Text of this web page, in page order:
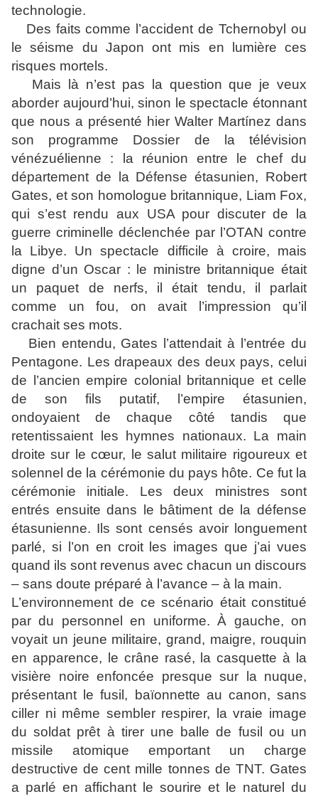
technologie.
Des faits comme l’accident de Tchernobyl ou
le séisme du Japon ont mis en lumière ces
risques mortels.
Mais là n’est pas la question que je veux
aborder aujourd’hui, sinon le spectacle étonnant
que nous a présenté hier Walter Martínez dans
son programme Dossier de la télévision
vénézuélienne : la réunion entre le chef du
département de la Défense étasunien, Robert
Gates, et son homologue britannique, Liam Fox,
qui s’est rendu aux USA pour discuter de la
guerre criminelle déclenchée par l’OTAN contre
la Libye. Un spectacle difficile à croire, mais
digne d’un Oscar : le ministre britannique était
un paquet de nerfs, il était tendu, il parlait
comme un fou, on avait l’impression qu’il
crachait ses mots.
Bien entendu, Gates l’attendait à l’entrée du
Pentagone. Les drapeaux des deux pays, celui
de l’ancien empire colonial britannique et celle
de son fils putatif, l’empire étasunien,
ondoyaient de chaque côté tandis que
retentissaient les hymnes nationaux. La main
droite sur le cœur, le salut militaire rigoureux et
solennel de la cérémonie du pays hôte. Ce fut la
cérémonie initiale. Les deux ministres sont
entrés ensuite dans le bâtiment de la défense
étasunienne. Ils sont censés avoir longuement
parlé, si l’on en croit les images que j’ai vues
quand ils sont revenus avec chacun un discours
– sans doute préparé à l’avance – à la main.
L’environnement de ce scénario était constitué
par du personnel en uniforme. À gauche, on
voyait un jeune militaire, grand, maigre, rouquin
en apparence, le crâne rasé, la casquette à la
visière noire enfoncée presque sur la nuque,
présentant le fusil, baïonnette au canon, sans
ciller ni même sembler respirer, la vraie image
du soldat prêt à tirer une balle de fusil ou un
missile atomique emportant un charge
destructive de cent mille tonnes de TNT. Gates
a parlé en affichant le sourire et le naturel du